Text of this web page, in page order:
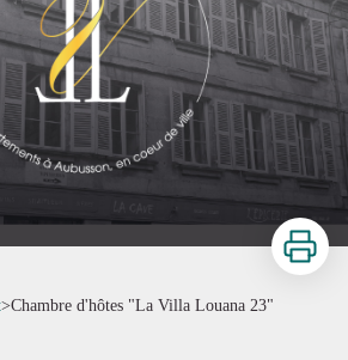
Imprimer
>Chambre d'hôtes "La Villa Louana 23"